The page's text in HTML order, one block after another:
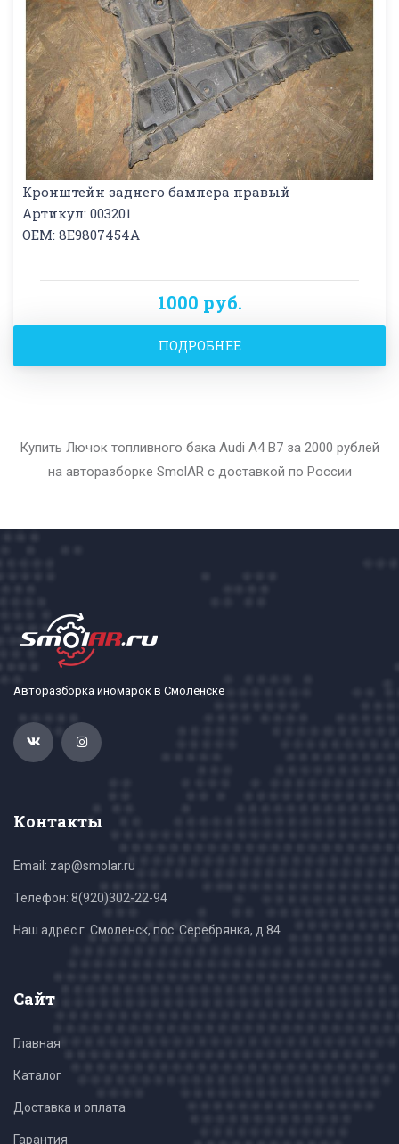
Кронштейн заднего бампера правый
Артикул: 003201
OEM: 8E9807454A
1000 руб.
ПОДРОБНЕЕ
Купить Лючок топливного бака Audi A4 B7 за 2000 рублей
на авторазборке SmolAR с доставкой по России
Авторазборка иномарок в Смоленске
Контакты
Email: zap@smolar.ru
Телефон: 8(920)302-22-94
Наш адрес г. Смоленск, пос. Серебрянка, д.84
Сайт
Главная
Каталог
Доставка и оплата
Гарантия